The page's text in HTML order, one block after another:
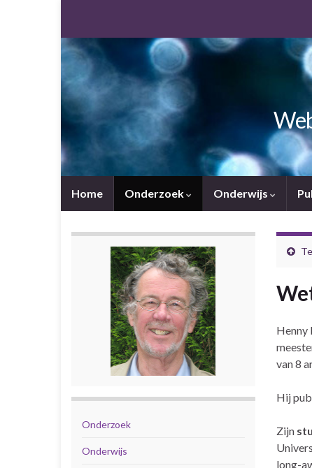
Home Onderzoek Onderwijs
Henny
van 8
Hij
Zijn
long-
Onderzoek
Onderwijs